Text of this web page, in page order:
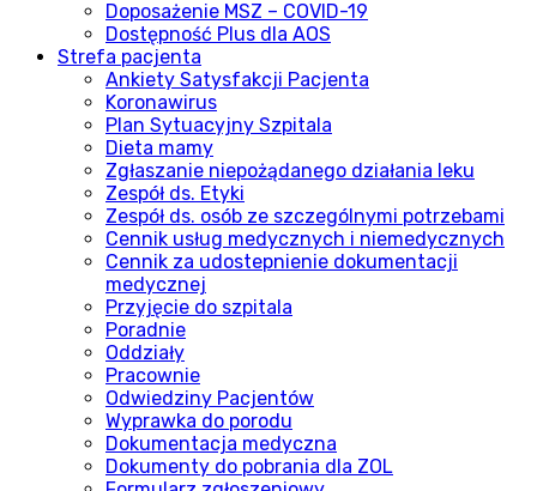
Doposażenie MSZ – COVID-19
Dostępność Plus dla AOS
Strefa pacjenta
Ankiety Satysfakcji Pacjenta
Koronawirus
Plan Sytuacyjny Szpitala
Dieta mamy
Zgłaszanie niepożądanego działania leku
Zespół ds. Etyki
Zespół ds. osób ze szczególnymi potrzebami
Cennik usług medycznych i niemedycznych
Cennik za udostepnienie dokumentacji
medycznej
Przyjęcie do szpitala
Poradnie
Oddziały
Pracownie
Odwiedziny Pacjentów
Wyprawka do porodu
Dokumentacja medyczna
Dokumenty do pobrania dla ZOL